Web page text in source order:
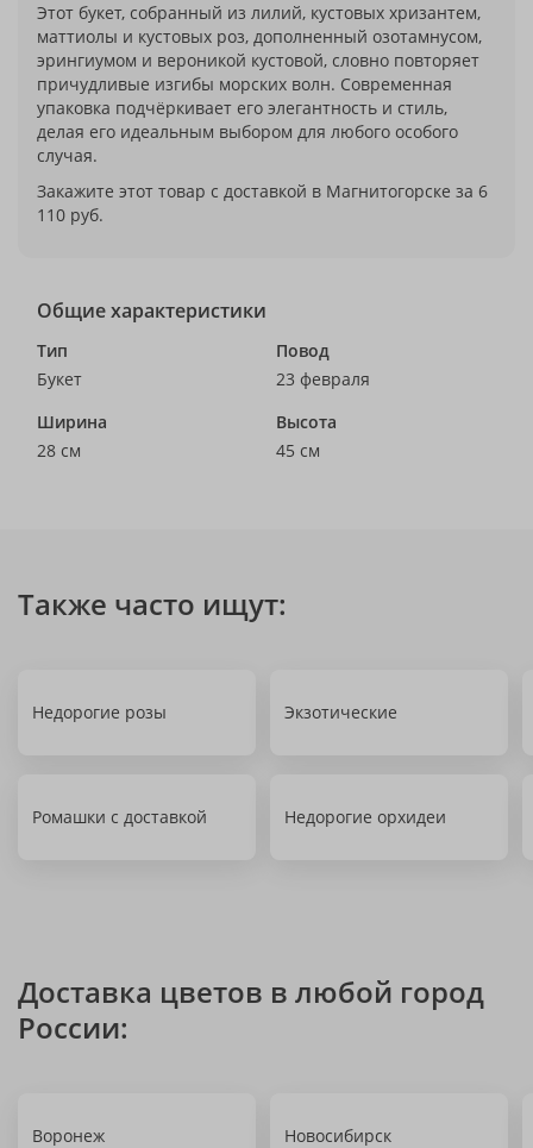
Этот букет, собранный из лилий, кустовых хризантем,
маттиолы и кустовых роз, дополненный озотамнусом,
эрингиумом и вероникой кустовой, словно повторяет
причудливые изгибы морских волн. Современная
упаковка подчёркивает его элегантность и стиль,
делая его идеальным выбором для любого особого
случая.
Закажите этот товар с доставкой в Магнитогорске за 6
110 руб.
Общие характеристики
Тип
Букет
Повод
23 февраля
Ширина
28 см
Высота
45 см
Также часто ищут:
Недорогие розы Экзотические
Ромашки с доставкой Недорогие орхидеи
Доставка цветов в любой город
России:
Воронеж Новосибирск